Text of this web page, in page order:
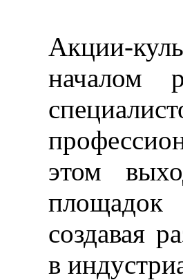
Акции-
началом
этом
создавая
в